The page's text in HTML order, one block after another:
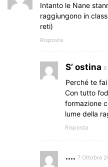
Intanto le Nane
raggiungono in
reti)
Risposta
S’ ostina
Perché te
Con tutto
formazione
lume della
Risposta
.... 7 Ottobre